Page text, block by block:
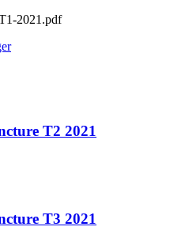
2021.pdf
T2 2021
T3 2021